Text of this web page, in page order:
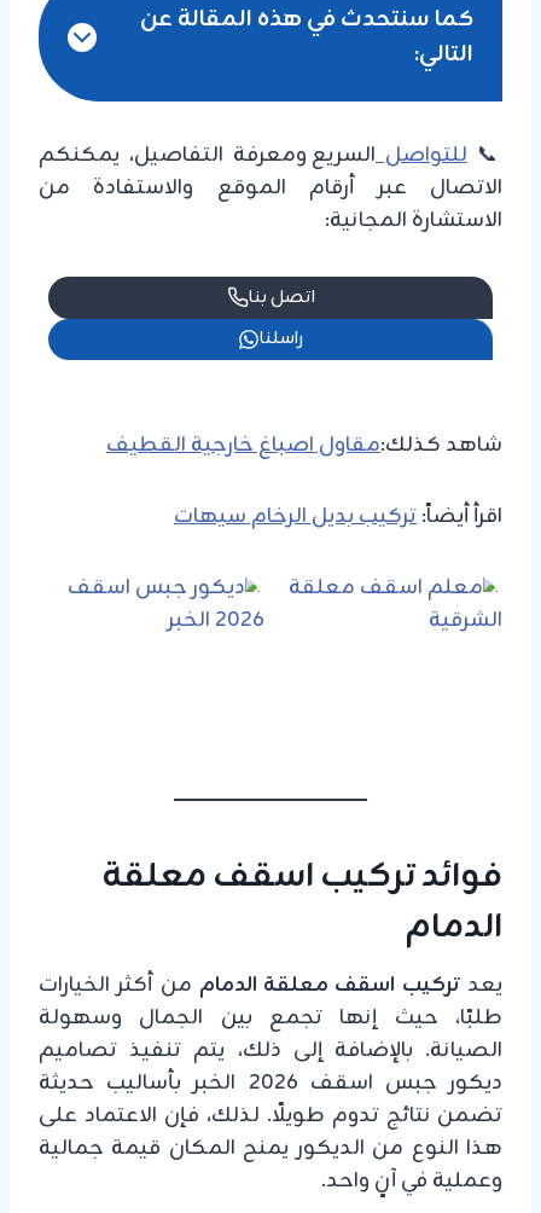
كما سنتحدث في هذه المقالة عن
التالي:
📞 للتواصلالسريع ومعرفة التفاصيل، يمكنكم
الاتصال عبر أرقام الموقع والاستفادة من
الاستشارة المجانية:
اتصل بنا
راسلنا
شاهد كذلك:مقاول اصباغ خارجية القطيف
اقرأ أيضاً:تركيب بديل الرخام سيهات
فوائد تركيب اسقف معلقة
الدمام
يعدتركيب اسقف معلقة الدمام من أكثر الخيارات
طلبًا، حيث إنها تجمع بين الجمال وسهولة
الصيانة. بالإضافة إلى ذلك، يتم تنفيذ تصاميم
ديكور جبس اسقف 2026 الخبر بأساليب حديثة
تضمن نتائج تدوم طويلًا. لذلك، فإن الاعتماد على
هذا النوع من الديكور يمنح المكان قيمة جمالية
وعملية في آنٍ واحد.